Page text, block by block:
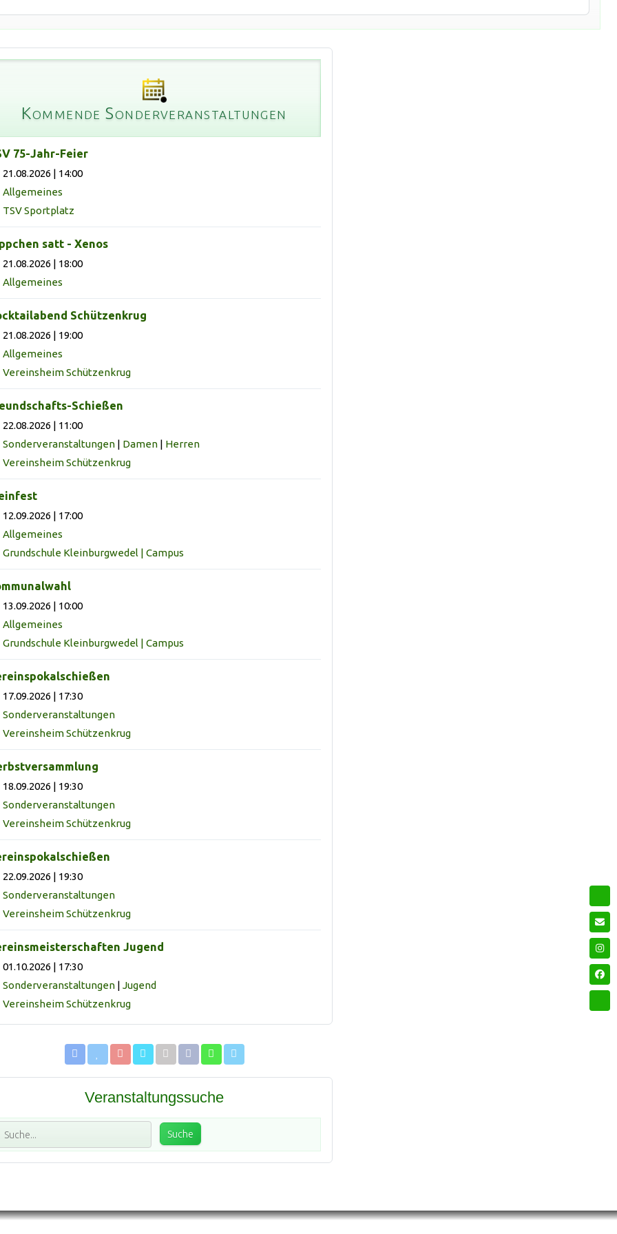
Kommende Sonderveranstaltungen
75-Jahr-Feier
21.08.2026 | 14:00
Allgemeines
TSV Sportplatz
satt - Xenos
21.08.2026 | 18:00
Allgemeines
Schützenkrug
21.08.2026 | 19:00
Allgemeines
Vereinsheim Schützenkrug
Schießen
22.08.2026 | 11:00
Sonderveranstaltungen| Damen| Herren
Vereinsheim Schützenkrug
12.09.2026 | 17:00
Allgemeines
Grundschule Kleinburgwedel | Campus
13.09.2026 | 10:00
Allgemeines
Grundschule Kleinburgwedel | Campus
17.09.2026 | 17:30
Sonderveranstaltungen
Vereinsheim Schützenkrug
18.09.2026 | 19:30
Sonderveranstaltungen
Vereinsheim Schützenkrug
22.09.2026 | 19:30
Sonderveranstaltungen
Vereinsheim Schützenkrug
Jugend
01.10.2026 | 17:30
Sonderveranstaltungen| Jugend
Vereinsheim Schützenkrug
Veranstaltungssuche